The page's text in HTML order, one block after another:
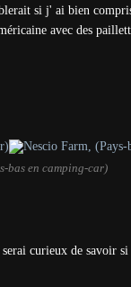
si j' ai bien compris
avec des
bas en camping-car)
curieux de savoir